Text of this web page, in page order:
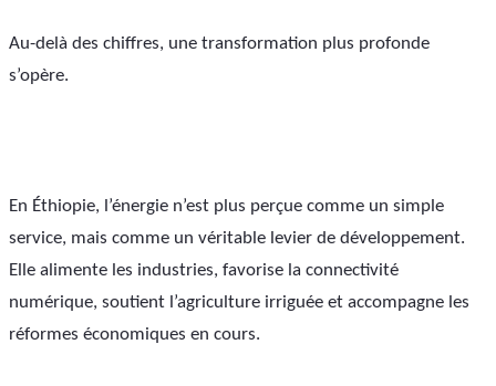
Au-delà des chiffres, une transformation plus profonde
s’opère.
En Éthiopie, l’énergie n’est plus perçue comme un simple
service, mais comme un véritable levier de développement.
Elle alimente les industries, favorise la connectivité
numérique, soutient l’agriculture irriguée et accompagne les
réformes économiques en cours.